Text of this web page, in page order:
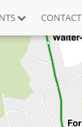
CONTACT